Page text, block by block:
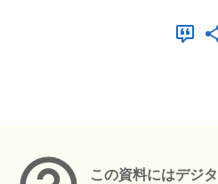
この資料にはデジ